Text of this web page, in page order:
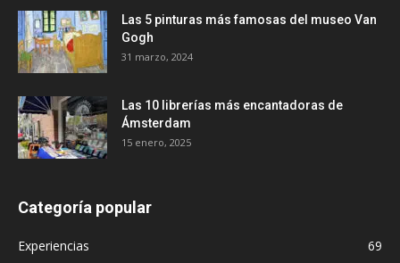
Las 5 pinturas más famosas del museo Van
Gogh
31 marzo, 2024
Las 10 librerías más encantadoras de
Ámsterdam
15 enero, 2025
Categoría popular
Experiencias
69